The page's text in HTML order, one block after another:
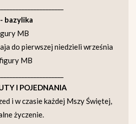
bazylika
MB
do pierwszej niedzieli września
MB
I POJEDNANIA
i w czasie każdej Mszy Świętej,
życzenie.